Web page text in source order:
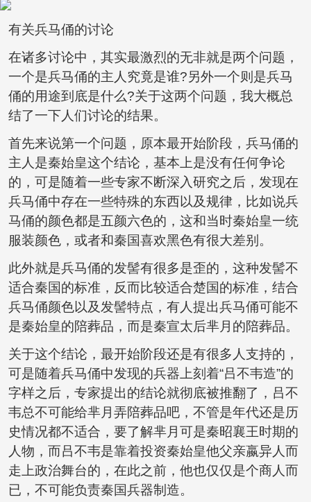
有关兵马俑的讨论
在诸多讨论中，其实最激烈的无非就是两个问题，
一个是兵马俑的主人究竟是谁?另外一个则是兵马
俑的用途到底是什么?关于这两个问题，我大概总
结了一下人们讨论的结果。
首先来说第一个问题，原本最开始阶段，兵马俑的
主人是秦始皇这个结论，基本上是没有任何争论
的，可是随着一些专家不断深入研究之后，发现在
兵马俑中存在一些特殊的东西以及规律，比如说兵
马俑的颜色都是五颜六色的，这和当时秦始皇一统
服装颜色，或者和秦国喜欢黑色有很大差别。
此外就是兵马俑的发髻有很多是歪的，这种发髻不
适合秦国的标准，反而比较适合楚国的标准，结合
兵马俑颜色以及发髻特点，有人提出兵马俑可能不
是秦始皇的陪葬品，而是秦宣太后芈月的陪葬品。
关于这个结论，最开始阶段还是有很多人支持的，
可是随着兵马俑中发现的兵器上刻着“吕不韦造”的
字样之后，专家提出的结论就彻底被推翻了，吕不
韦总不可能给芈月弄陪葬品吧，不管是年代还是历
史情况都不适合，要了解芈月可是秦昭襄王时期的
人物，而吕不韦是靠着投资秦始皇他父亲嬴异人而
走上政治舞台的，在此之前，他也仅仅是个商人而
已，不可能负责秦国兵器制造。